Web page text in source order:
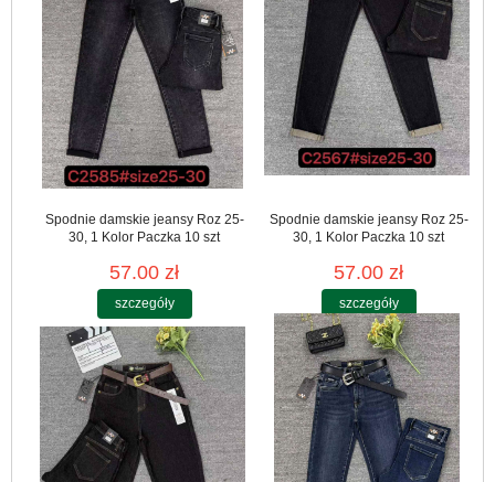
Spodnie damskie jeansy Roz 25-
30, 1 Kolor Paczka 10 szt
57.00 zł
szczegóły
Spodnie damskie jeansy Roz 25-
30, 1 Kolor Paczka 10 szt
57.00 zł
szczegóły